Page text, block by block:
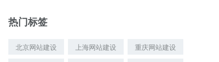
热门标签
北京网站建设 上海网站建设
重庆网站建设